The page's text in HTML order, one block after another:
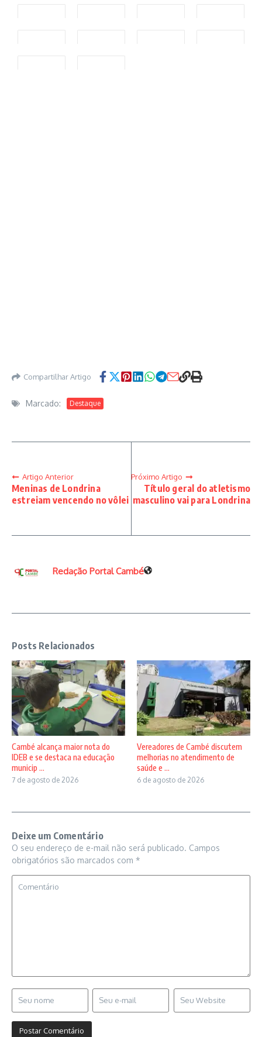
Compartilhar Artigo
Marcado: Destaque
Artigo Anterior
Meninas de Londrina
estreiam vencendo no vôlei
Próximo Artigo
Título geral do atletismo
masculino vai para Londrina
Redação Portal Cambé
Posts Relacionados
Cambé alcança maior nota do
IDEB e se destaca na educação
municip ...
7 de agosto de 2026
Vereadores de Cambé discutem
melhorias no atendimento de
saúde e ...
6 de agosto de 2026
Deixe um Comentário
O seu endereço de e-mail não será publicado. Campos
obrigatórios são marcados com *